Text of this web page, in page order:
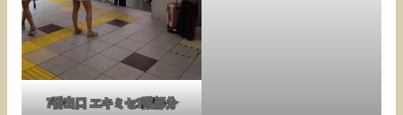
7番出口 エキミセ1階部分